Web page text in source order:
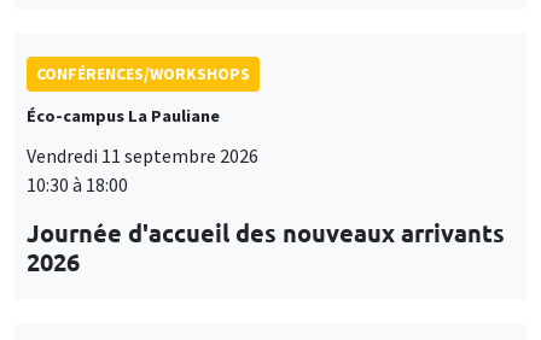
CONFÉRENCES/WORKSHOPS
Éco-campus La Pauliane
Vendredi 11 septembre 2026
10:30 à 18:00
Journée d'accueil des nouveaux arrivants
2026